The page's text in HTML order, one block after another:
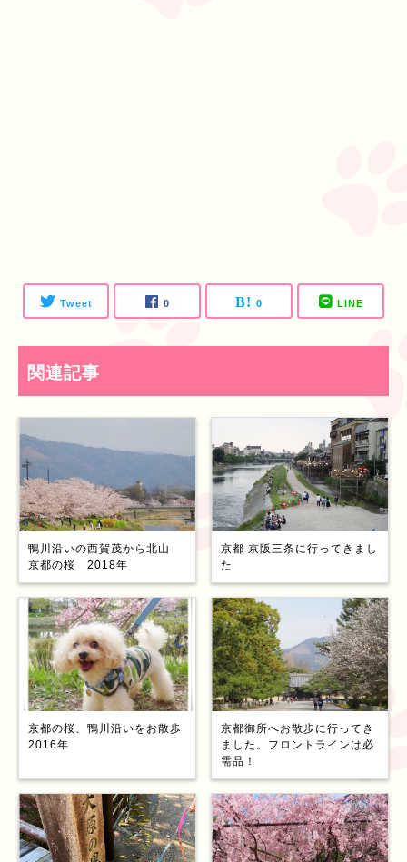
Tweet 0 0 LINE
関連記事
鴨川沿いの西賀茂から北山
京都の桜 2018年
京都 京阪三条に行ってきまし
た
京都の桜、鴨川沿いをお散歩
2016年
京都御所へお散歩に行ってき
ました。フロントラインは必
需品！